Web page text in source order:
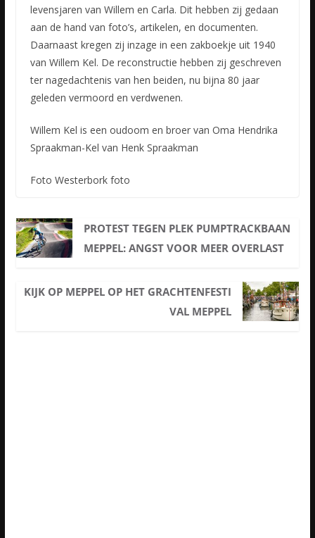
levensjaren van Willem en Carla. Dit hebben zij gedaan
aan de hand van foto’s, artikelen, en documenten.
Daarnaast kregen zij inzage in een zakboekje uit 1940
van Willem Kel. De reconstructie hebben zij geschreven
ter nagedachtenis van hen beiden, nu bijna 80 jaar
geleden vermoord en verdwenen.
Willem Kel is een oudoom en broer van Oma Hendrika
Spraakman-Kel van Henk Spraakman
Foto Westerbork foto
PROTEST TEGEN PLEK PUMPTRACKBAAN
MEPPEL: ANGST VOOR MEER OVERLAST
KIJK OP MEPPEL OP HET GRACHTENFESTI
VAL MEPPEL